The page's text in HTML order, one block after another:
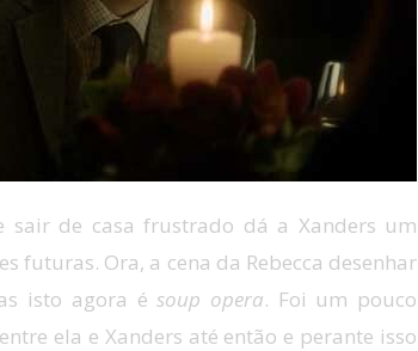
sair de casa frustrado dá a Xanders um
futuras. Ora, a cena da Rebecca desenhar
isto agora ésoup opera. Foi um pouco
ela e Xanders até então e perante isso